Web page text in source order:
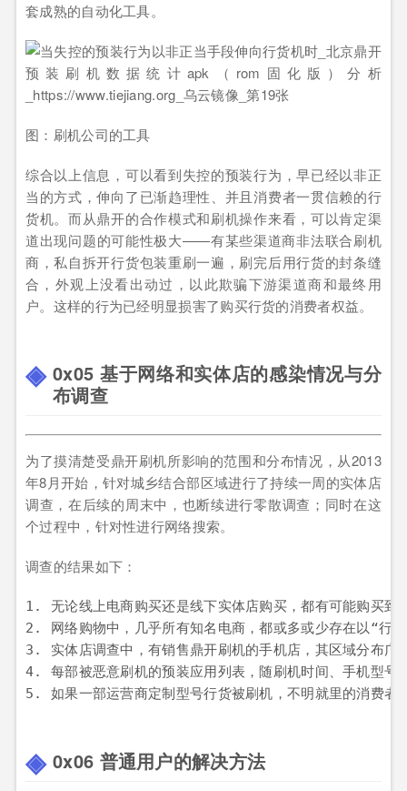
套成熟的自动化工具。
图：刷机公司的工具
综合以上信息，可以看到失控的预装行为，早已经以非正
当的方式，伸向了已渐趋理性、并且消费者一贯信赖的行
货机。而从鼎开的合作模式和刷机操作来看，可以肯定渠
道出现问题的可能性极大——有某些渠道商非法联合刷机
商，私自拆开行货包装重刷一遍，刷完后用行货的封条缝
合，外观上没看出动过，以此欺骗下游渠道商和最终用
户。这样的行为已经明显损害了购买行货的消费者权益。
0x05 基于网络和实体店的感染情况与分
布调查
为了摸清楚受鼎开刷机所影响的范围和分布情况，从2013
年8月开始，针对城乡结合部区域进行了持续一周的实体店
调查，在后续的周末中，也断续进行零散调查；同时在这
个过程中，针对性进行网络搜索。
调查的结果如下：
1. 无论线上电商购买还是线下实体店购买，都有可能购买到
2. 网络购物中，几乎所有知名电商，都或多或少存在以“行
3. 实体店调查中，有销售鼎开刷机的手机店，其区域分布广
4. 每部被恶意刷机的预装应用列表，随刷机时间、手机型号
0x06 普通用户的解决方法